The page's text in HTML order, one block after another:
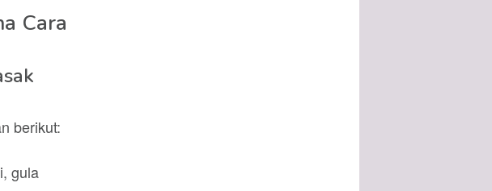
Cara
berikut:
gula